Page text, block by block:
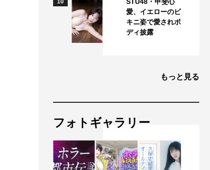
10
愛、イエローのビ
キニ姿で愛されボ
ディ披露
もっと見る
フォトギャラリー